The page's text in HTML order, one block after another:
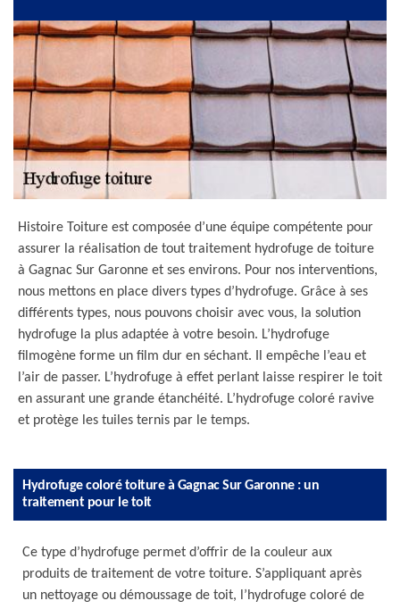
Histoire Toiture est composée d’une équipe compétente pour
assurer la réalisation de tout traitement hydrofuge de toiture
à Gagnac Sur Garonne et ses environs. Pour nos interventions,
nous mettons en place divers types d’hydrofuge. Grâce à ses
différents types, nous pouvons choisir avec vous, la solution
hydrofuge la plus adaptée à votre besoin. L’hydrofuge
filmogène forme un film dur en séchant. Il empêche l’eau et
l’air de passer. L’hydrofuge à effet perlant laisse respirer le toit
en assurant une grande étanchéité. L’hydrofuge coloré ravive
et protège les tuiles ternis par le temps.
Hydrofuge coloré toiture à Gagnac Sur Garonne : un
traitement pour le toit
Ce type d’hydrofuge permet d’offrir de la couleur aux
produits de traitement de votre toiture. S’appliquant après
un nettoyage ou démoussage de toit, l’hydrofuge coloré de